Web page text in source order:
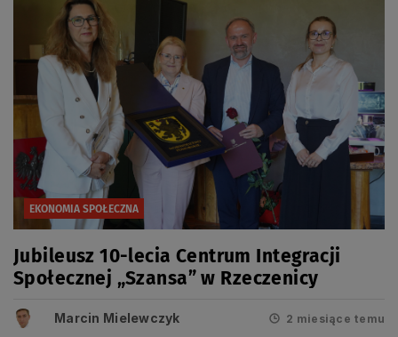
EKONOMIA SPOŁECZNA
Jubileusz 10-lecia Centrum Integracji
Społecznej „Szansa” w Rzeczenicy
Marcin Mielewczyk 2 miesiące temu